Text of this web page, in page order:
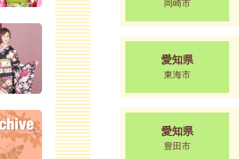
岡崎市
愛知県
東海市
愛知県
豊田市